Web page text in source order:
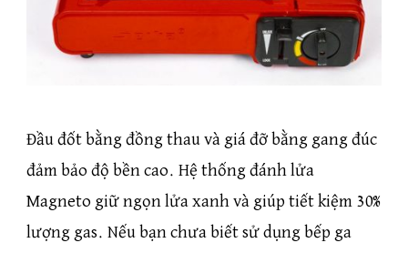
Đầu đốt bằng đồng thau và giá đỡ bằng gang đúc
đảm bảo độ bền cao. Hệ thống đánh lửa
Magneto giữ ngọn lửa xanh và giúp tiết kiệm 30%
lượng gas. Nếu bạn chưa biết sử dụng bếp ga